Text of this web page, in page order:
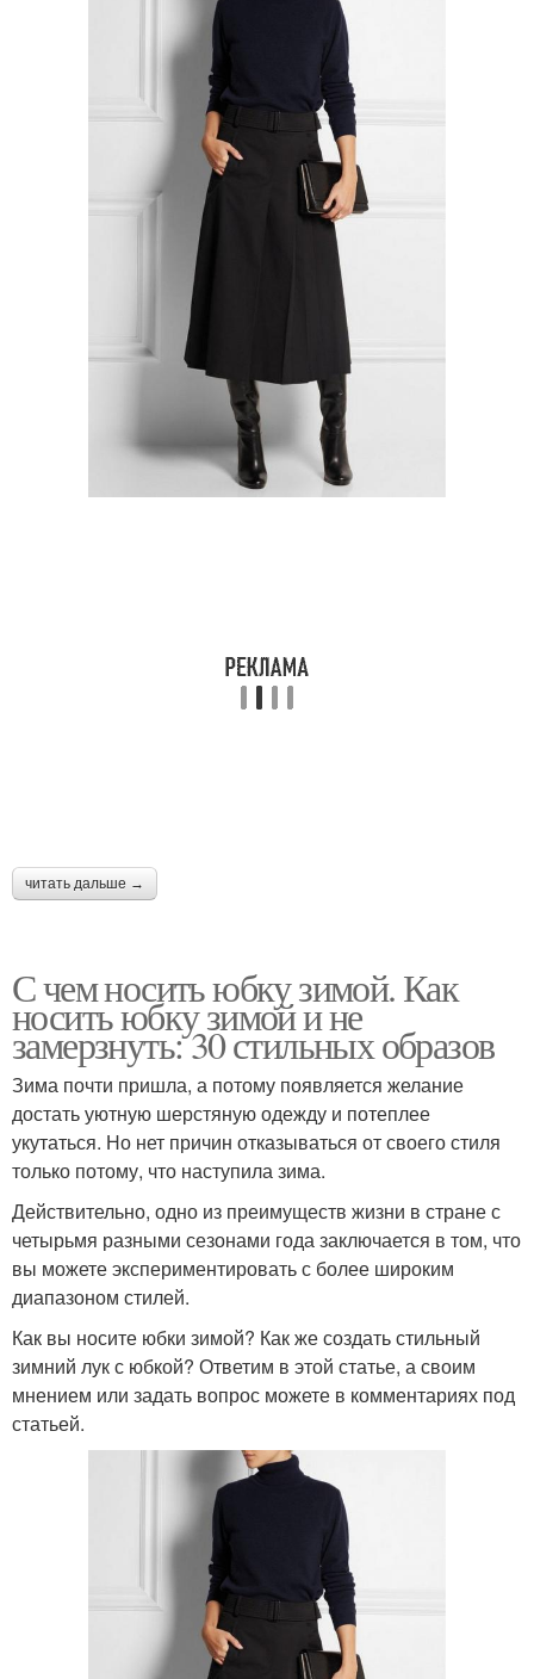
читать дальше →
С чем носить юбку зимой. Как
носить юбку зимой и не
замерзнуть: 30 стильных образов
Зима почти пришла, а потому появляется желание
достать уютную шерстяную одежду и потеплее
укутаться. Но нет причин отказываться от своего стиля
только потому, что наступила зима.
Действительно, одно из преимуществ жизни в стране с
четырьмя разными сезонами года заключается в том, что
вы можете экспериментировать с более широким
диапазоном стилей.
Как вы носите юбки зимой? Как же создать стильный
зимний лук с юбкой? Ответим в этой статье, а своим
мнением или задать вопрос можете в комментариях под
статьей.